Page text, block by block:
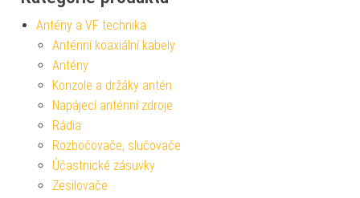
Antény a VF technika
Anténní koaxiální kabely
Antény
Konzole a držáky antén
Napájecí anténní zdroje
Rádia
Rozbočovače, slučovače
Účastnické zásuvky
Zesilovače